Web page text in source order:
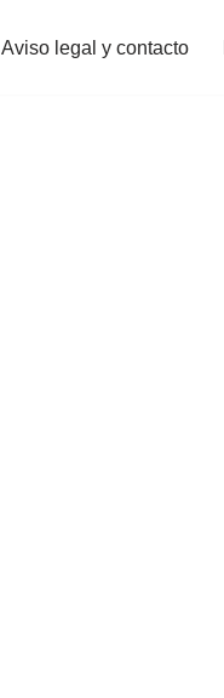
Aviso legal y contacto